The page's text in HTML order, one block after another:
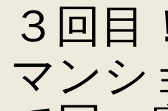
３回目
マンシ